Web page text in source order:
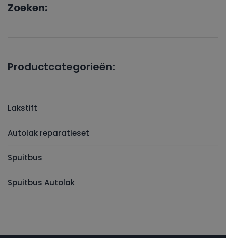
Zoeken:
Productcategorieën:
Lakstift
Autolak reparatieset
Spuitbus
Spuitbus Autolak